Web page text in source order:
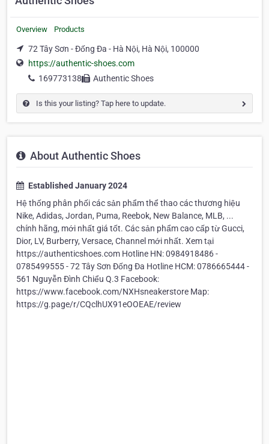
Overview Products
72 Tây Sơn - Đống Đa - Hà Nội, Hà Nội, 100000
https://authentic-shoes.com
169773138
Authentic Shoes
Is this your listing? Tap here to update.
About Authentic Shoes
Established January 2024
Hệ thống phân phối các sản phẩm thể thao các thương hiệu
Nike, Adidas, Jordan, Puma, Reebok, New Balance, MLB, ...
chính hãng, mới nhất giá tốt. Các sản phẩm cao cấp từ Gucci,
Dior, LV, Burberry, Versace, Channel mới nhất. Xem tại
https://authenticshoes.com Hotline HN: 0984918486 -
0785499555 - 72 Tây Sơn Đống Đa Hotline HCM: 0786665444 -
561 Nguyễn Đình Chiểu Q.3 Facebook:
https://www.facebook.com/NXHsneakerstore Map:
https://g.page/r/CQclhUX91eOOEAE/review